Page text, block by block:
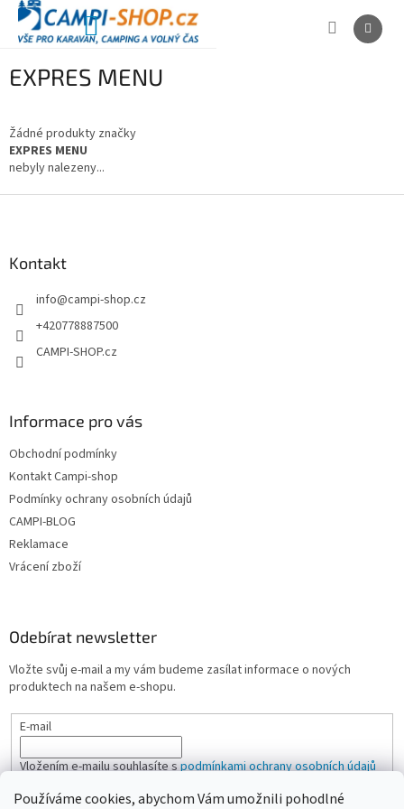
Používáme cookies, abychom Vám umožnili pohodlné
Přejít
obsah
NÁKUPNÍ
EXPRES MENU
Žádné produkty značky
EXPRES MENU
nebyly nalezeny...
Kontakt
info@campi-shop.cz
+420778887500
CAMPI-SHOP.cz
Informace pro vás
Obchodní podmínky
Kontakt Campi-shop
Podmínky ochrany osobních údajů
CAMPI-BLOG
Reklamace
Vrácení zboží
Odebírat newsletter
Vložte svůj e-mail a my vám budeme zasílat informace o nových
produktech na našem e-shopu.
E-mail
Vložením e-mailu souhlasíte spodmínkami ochrany osobních údajů